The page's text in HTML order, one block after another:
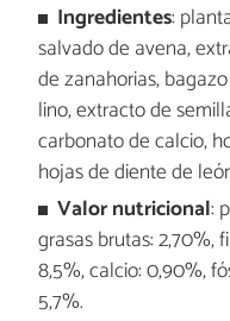
Ingredientes:
salvado de avena,
de zanahorias,
lino, extracto de
carbonato de calcio,
hojas de diente de
Valor nutricional:
grasas brutas: 2,70%,
8,5%, calcio: 0,90%,
5,7%.